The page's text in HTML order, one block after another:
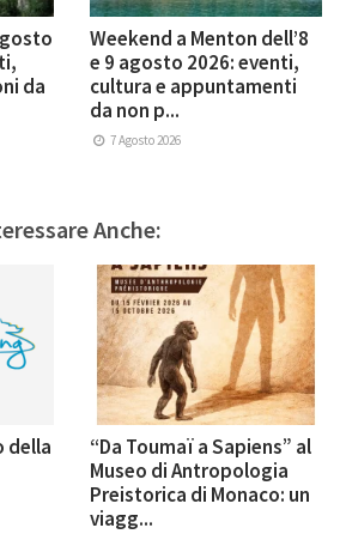
da
Weekend a Menton dell’8
e 9 agosto 2026: eventi,
cultura e appuntamenti
da non p...
7 Agosto 2026
Anche:
della
“Da Toumaï a Sapiens” al
Museo di Antropologia
Preistorica di Monaco: un
viagg...